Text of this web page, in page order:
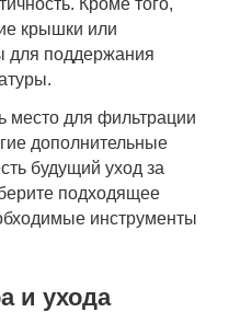
Кроме того,
крышки или
для поддержания
место для фильтрации
дополнительные
будущий уход за
подходящее
инструменты
и ухода